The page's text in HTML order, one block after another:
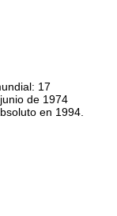
17
de 1974
en 1994.